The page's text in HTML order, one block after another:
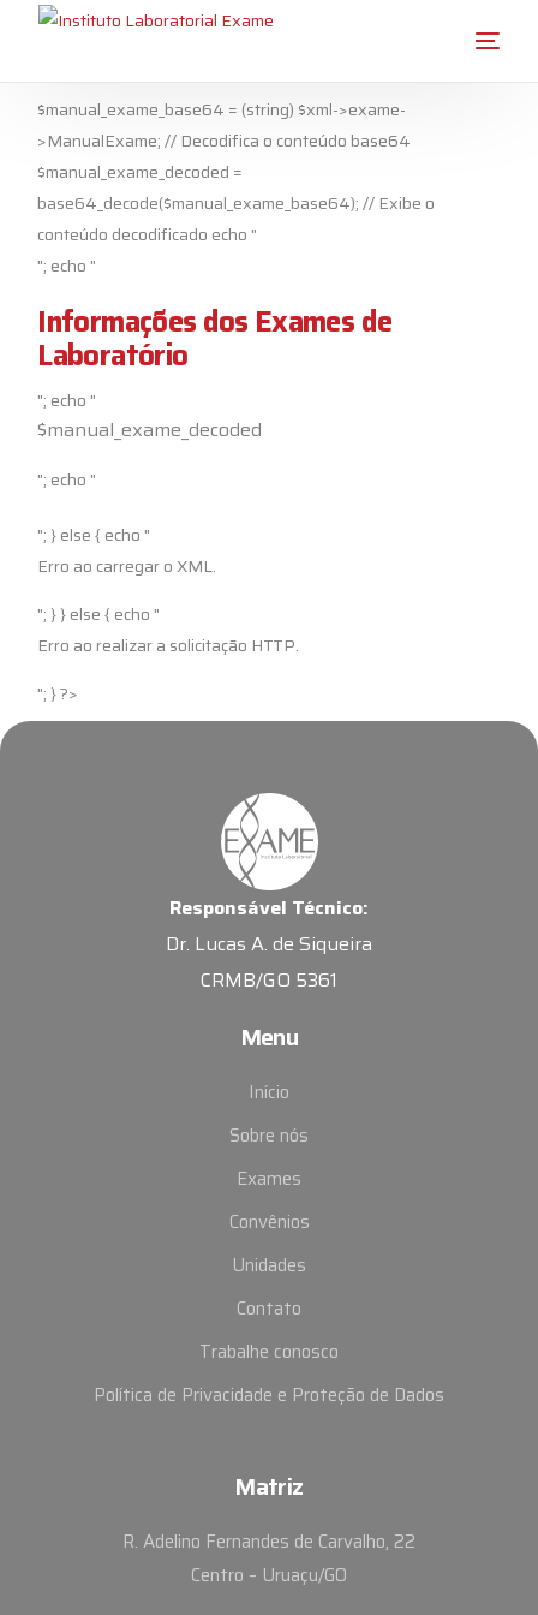
$manual_exame_base64 = (string) $xml->exame-
>ManualExame; // Decodifica o conteúdo base64
$manual_exame_decoded =
base64_decode($manual_exame_base64); // Exibe o
conteúdo decodificado echo "
"; echo "
Informações dos Exames de
Laboratório
"; echo "
$manual_exame_decoded
"; echo "
"; } else { echo "
Erro ao carregar o XML.
"; } } else { echo "
Erro ao realizar a solicitação HTTP.
"; } ?>
Responsável Técnico:
Dr. Lucas A. de Siqueira
CRMB/GO 5361
Menu
Início
Sobre nós
Exames
Convênios
Unidades
Contato
Trabalhe conosco
Política de Privacidade e Proteção de Dados
Matriz
R. Adelino Fernandes de Carvalho, 22
Centro – Uruaçu/GO